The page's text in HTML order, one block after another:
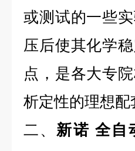
或测试的一些
压后使其化学
点，是各大专
析定性的理想配
二、 新诺 全自